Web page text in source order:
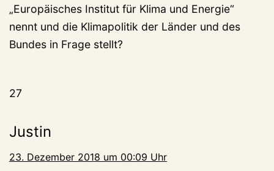
„Europäisches Institut für Klima und Energie“
nennt und die Klimapolitik der Länder und des
Bundes in Frage stellt?
27
Justin
23. Dezember 2018 um 00:09 Uhr